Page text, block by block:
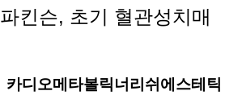
파킨슨, 초기 혈관성치매
카디오메타볼릭너리쉬에스테